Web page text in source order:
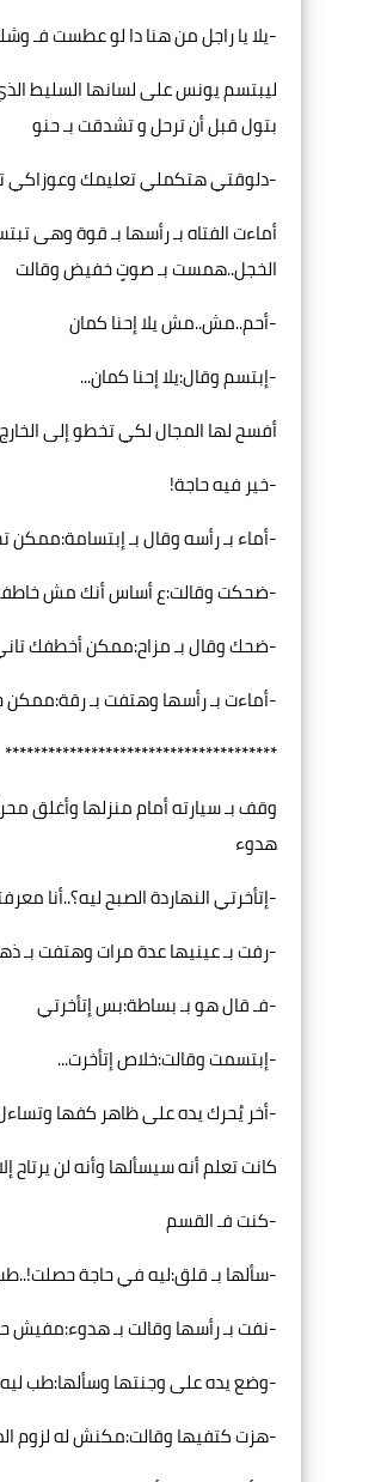
-يلا يا راجل من هنا دا لو عطست فـ
ليبتسم يونس على لسانها السليط
بتول قبل أن ترحل و تشدقت بـ حنو
-دلوقتي هتكملي تعليمك وعوزاكي
أماءت الفتاه بـ رأسها بـ قوة وهى
الخجل..همست بـ صوتٍ خفيض وقالت
-أحم..مش..مش يلا إحنا كمان
-إبتسم وقال:يلا إحنا كمان...
أفسح لها المجال لكي تخطو إلى
-خير فيه حاجة!
-أماء بـ رأسه وقال بـ
-ضحكت وقالت:ع أساس أنك مش
-ضحك وقال بـ مزاح:ممكن أخطفك
-أماءت بـ رأسها وهتفت بـ رقة:ممكن
**************************************
وقف بـ سيارته أمام منزلها وأغلق
هدوء
-إتأخرتي النهاردة الصبح ليه؟..أنا
-رفت بـ عينيها عدة مرات وهتفت
-فـ قال هو بـ بساطة:بس إتأخرتي
-إبتسمت وقالت:خلاص إتأخرت...
-أخر يُحرك يده على ظاهر كفها وتساءل
كانت تعلم أنه سيسألها وأنه لن
-كنت فـ القسم
-سألها بـ قلق:ليه في حاجة
-نفت بـ رأسها وقالت بـ هدوء:مفيش
-وضع يده على وجنتها وسألها:طب
-هزت كتفيها وقالت:مكنش له لزوم